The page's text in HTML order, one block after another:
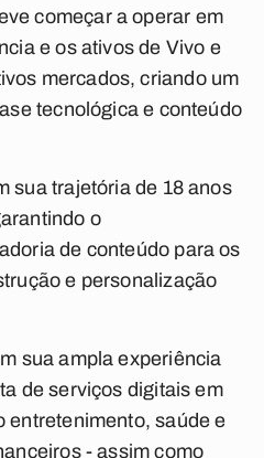
começar a operar em
e os ativos de Vivo e
mercados, criando um
tecnológica e conteúdo
sua trajetória de 18 anos
o
de conteúdo para os
e personalização
sua ampla experiência
de serviços digitais em
entretenimento, saúde e
- assim como